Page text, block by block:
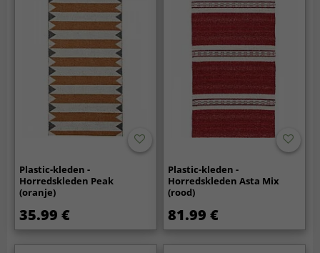
Plastic-kleden -
Horredskleden Peak
(oranje)
35.99 €
Plastic-kleden -
Horredskleden Asta Mix
(rood)
81.99 €